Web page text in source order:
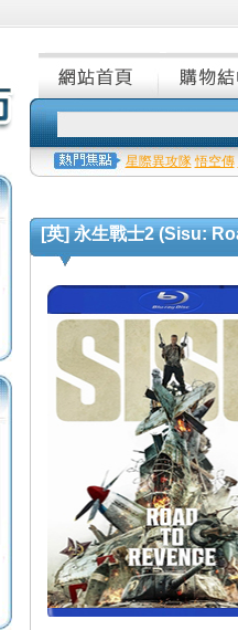
星際異攻隊 悟空傳
[英] 永生戰士2 (Sisu: